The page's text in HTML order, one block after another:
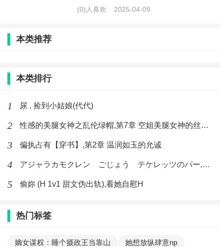
(0)人喜欢 2025-04-09
本类推荐
本类排行
1 尿 , 捡到小姑娘(代代)
2 性感的美腿女神之乱伦绿帽,第7章 空姐美腿女神的丝袜足交
3 偏执占有【穿书】,第2章 温润如玉的允诚
4 アジャラカモクレン ごじょう テケレッツのパー,【No. 42 Rube Goldberg Machine】十四
5 偷妳 (H 1v1 甜文伪出轨),看她自慰H
热门标签
嫡女谋权：睡个摄政王当靠山 她想放纵肆意np